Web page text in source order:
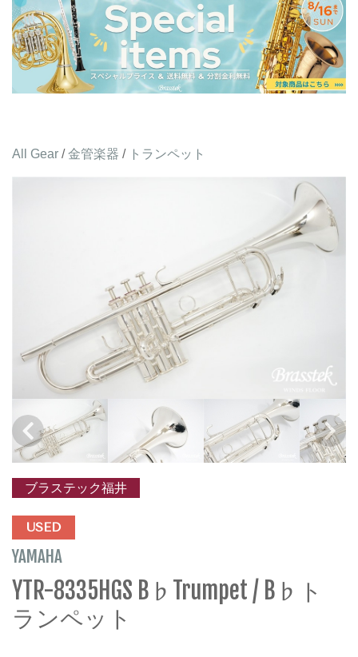
All Gear /金管楽器 / トランペット
ブラステック福井
USED
YAMAHA
YTR-8335HGS B♭Trumpet / B♭ト
ランペット